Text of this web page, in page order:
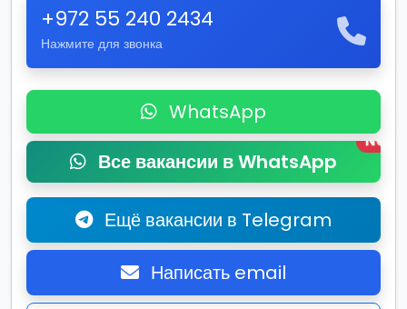
+972 55 240 2434
Нажмите для звонка
WhatsApp
Все вакансии в WhatsApp
New
Ещё вакансии в Telegram
Написать email